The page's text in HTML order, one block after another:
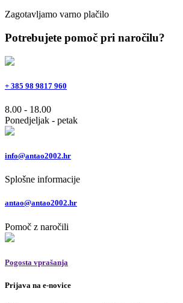
Zagotavljamo varno plačilo
Potrebujete pomoč pri naročilu?
+ 385 98 9817 960
8.00 - 18.00
Ponedjeljak - petak
info@antao2002.hr
Splošne informacije
antao@antao2002.hr
Pomoč z naročili
Pogosta vprašanja
Prijava na e-novice